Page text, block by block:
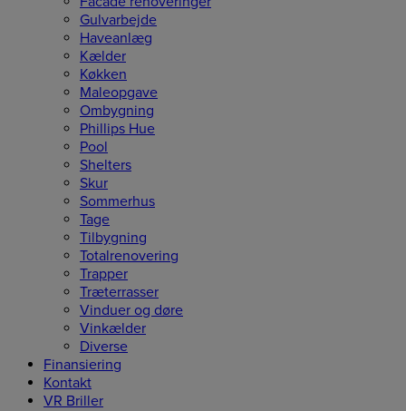
Gulvarbejde
Haveanlæg
Kælder
Køkken
Maleopgave
Ombygning
Phillips Hue
Pool
Shelters
Skur
Sommerhus
Tage
Tilbygning
Totalrenovering
Trapper
Træterrasser
Vinduer og døre
Vinkælder
Diverse
Finansiering
Kontakt
VR Briller